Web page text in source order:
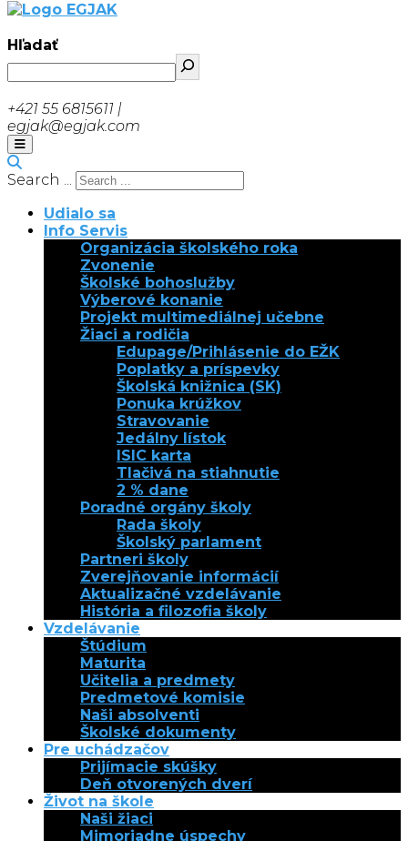
EGJAK
Hľadať
+421 55 6815611 |
egjak@egjak.com
Search ...
Udialo sa
Info Servis
Organizácia školského roka
Zvonenie
Školské bohoslužby
Výberové konanie
Projekt multimediálnej učebne
Žiaci a rodičia
Edupage/Prihlásenie do EŽK
Poplatky a príspevky
Školská knižnica (SK)
Ponuka krúžkov
Stravovanie
Jedálny lístok
ISIC karta
Tlačivá na stiahnutie
2 % dane
Poradné orgány školy
Rada školy
Školský parlament
Partneri školy
Zverejňovanie informácií
Aktualizačné vzdelávanie
História a filozofia školy
Vzdelávanie
Štúdium
Maturita
Učitelia a predmety
Predmetové komisie
Naši absolventi
Školské dokumenty
Pre uchádzačov
Prijímacie skúšky
Deň otvorených dverí
Život na škole
Naši žiaci
Mimoriadne úspechy